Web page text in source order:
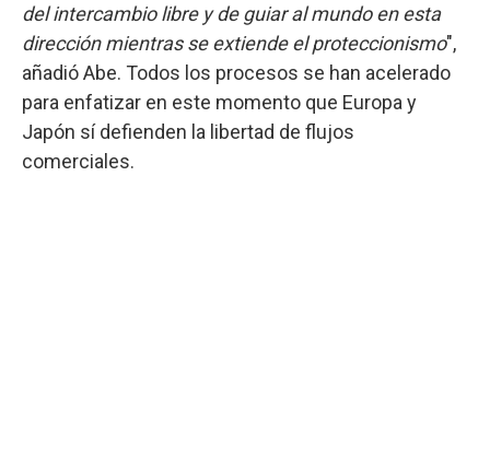
del intercambio libre y de guiar al mundo en esta
dirección mientras se extiende el proteccionismo",
añadió Abe. Todos los procesos se han acelerado
para enfatizar en este momento que Europa y
Japón sí defienden la libertad de flujos
comerciales.